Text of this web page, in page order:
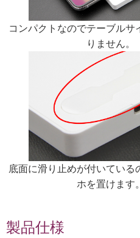
コンパクトなのでテーブルサ
りません。
底面に滑り止めが付いている
ホを置けます。
製品仕様